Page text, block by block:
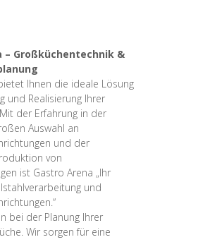
– Großküchentechnik &
Ihnen die ideale Lösung
und Realisierung Ihrer
der Erfahrung in der
Auswahl an
und der
von
ist Gastro Arena „Ihr
und
bei der Planung Ihrer
Wir sorgen für eine